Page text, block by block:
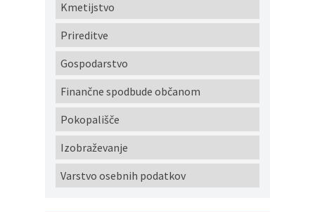
Kmetijstvo
Prireditve
Gospodarstvo
Finančne spodbude občanom
Pokopališče
Izobraževanje
Varstvo osebnih podatkov